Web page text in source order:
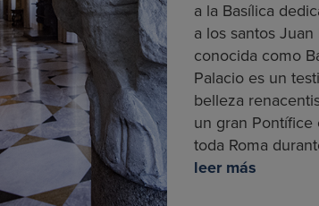
a la Basílica
a los santos
conocida como
Palacio es un
belleza
un gran Pontífice
toda Roma
leer más